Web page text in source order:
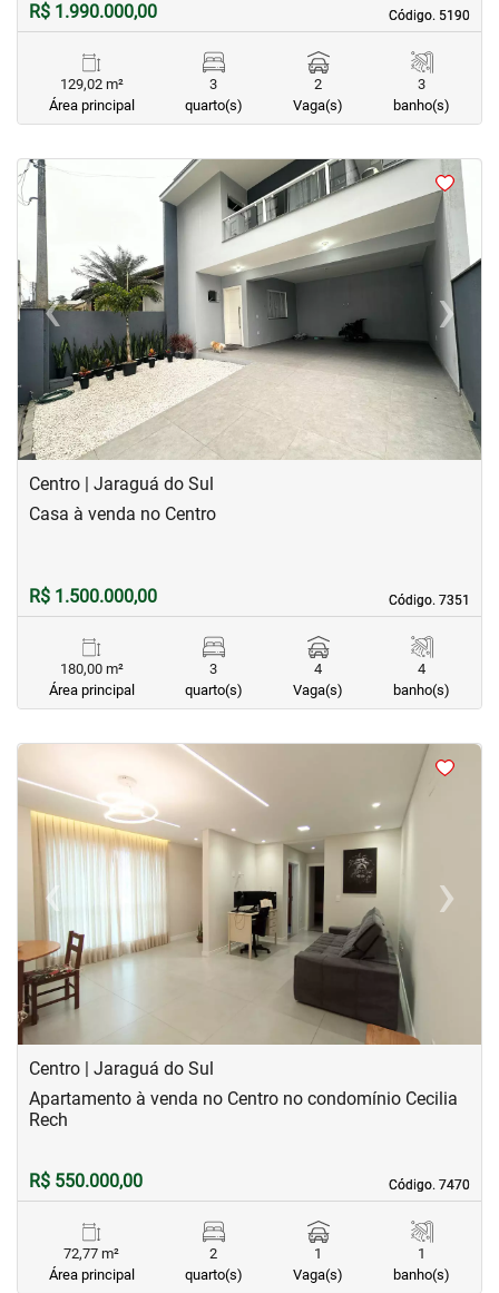
Código. 5190
Código. 5190
R$ 1.990.000,00
129,02 m²
Área principal
3
quarto(s)
2
Vaga(s)
3
banho(s)
<<<
‹Previous ›
Next
Centro | Jaraguá do Sul
Código. 7351
Código. 7351
Casa à venda no Centro
R$ 1.500.000,00
180,00 m²
Área principal
3
quarto(s)
4
Vaga(s)
4
banho(s)
‹Previous ›Next
Centro | Jaraguá do Sul
Código. 7470
Código. 7470
Apartamento à venda no Centro no condomínio Cecilia
Rech
R$ 550.000,00
72,77 m²
Área principal
2
quarto(s)
1
Vaga(s)
1
banho(s)